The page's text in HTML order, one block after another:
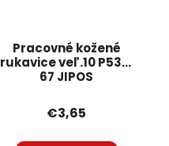
Pracovné kožené
rukavice veľ.10 P531-
67 JIPOS
€3,65